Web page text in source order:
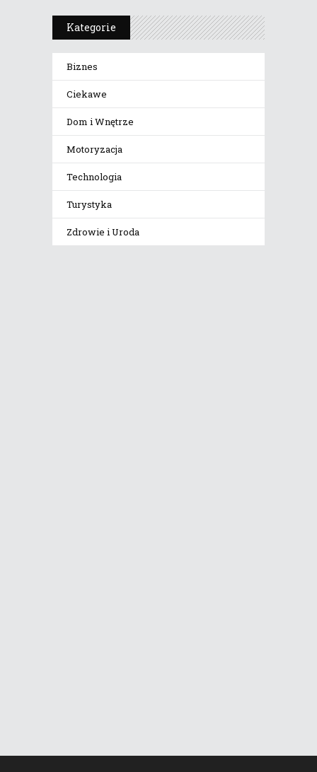
Kategorie
Biznes
Ciekawe
Dom i Wnętrze
Motoryzacja
Technologia
Turystyka
Zdrowie i Uroda